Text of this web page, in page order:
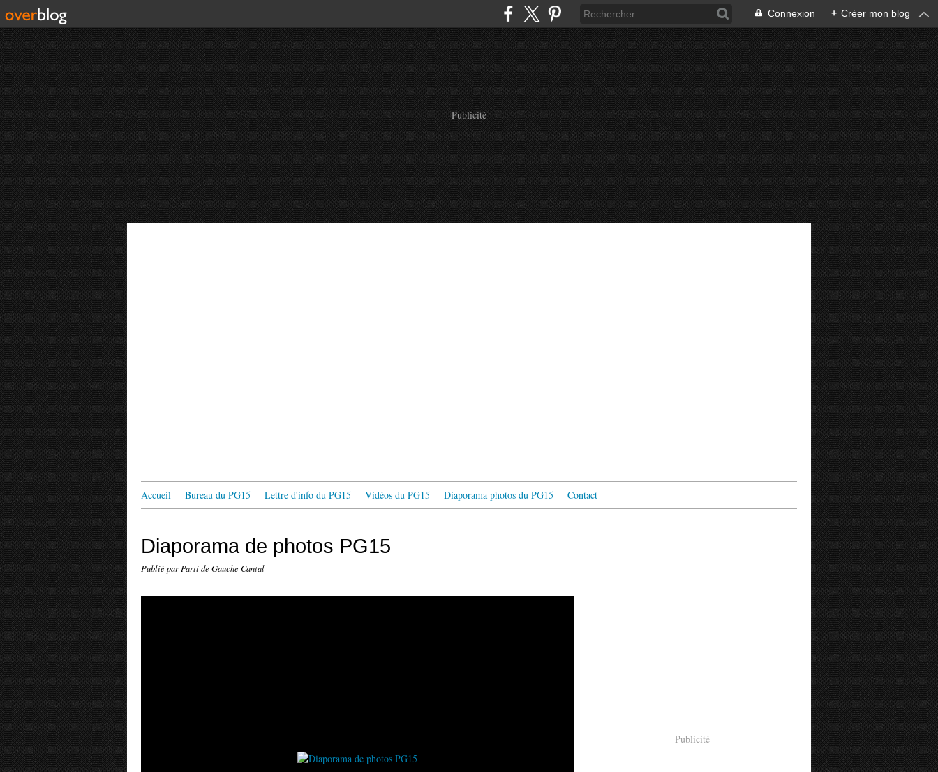
Connexion + Créer mon blog
Publicité
Accueil Bureau du PG15 Lettre d'info du PG15 Vidéos du PG15 Diaporama photos du PG15 Contact
Diaporama de photos PG15
Publié par Parti de Gauche Cantal
Publicité